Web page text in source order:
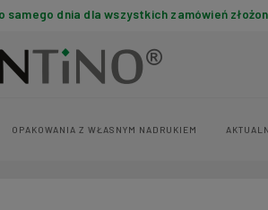
OPAKOWANIA Z WŁASNYM NADRUKIEM
samego dnia dla wszystkich zamówień